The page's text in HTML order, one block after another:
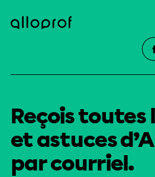
Reçois toutes
et astuces
par courriel.